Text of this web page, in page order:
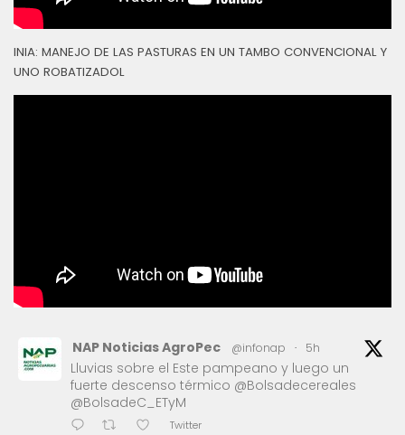
INIA: MANEJO DE LAS PASTURAS EN UN TAMBO CONVENCIONAL Y
UNO ROBATIZADOL
NAP Noticias AgroPec @infonap · 5h
Lluvias sobre el Este pampeano y luego un
fuerte descenso térmico @Bolsadecereales
@BolsadeC_ETyM
Twitter